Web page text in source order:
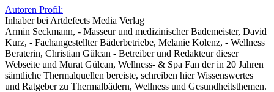
Autoren Profil:
Inhaberbei Artdefects Media Verlag
Armin Seckmann, - Masseur und medizinischer Bademeister, David
Kurz, - Fachangestellter Bäderbetriebe, Melanie Kolenz, - Wellness
Beraterin, Christian Gülcan - Betreiber und Redakteur dieser
Webseite und Murat Gülcan, Wellness- & Spa Fan der in 20 Jahren
sämtliche Thermalquellen bereiste, schreiben hier Wissenswertes
und Ratgeber zu Thermalbädern, Wellness und Gesundheitsthemen.